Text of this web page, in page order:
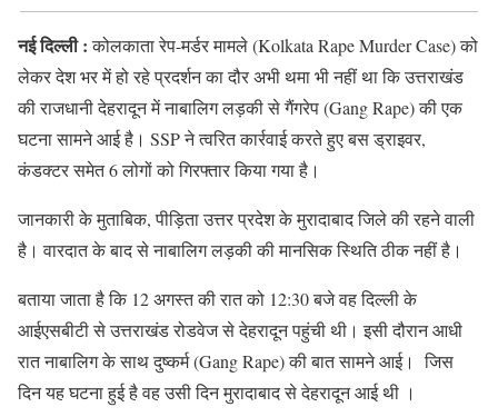
नई दिल्ली :कोलकाता रेप-मर्डर मामले (Kolkata Rape Murder Case) को
लेकर देश भर में हो रहे प्रदर्शन का दौर अभी थमा भी नहीं था कि उत्तराखंड
की राजधानी देहरादून में नाबालिग लड़की से गैंगरेप (Gang Rape) की एक
घटना सामने आई है। SSP ने त्वरित कार्रवाई करते हुए बस ड्राइवर,
कंडक्टर समेत 6 लोगों को गिरफ्तार किया गया है।
जानकारी के मुताबिक, पीड़िता उत्तर प्रदेश के मुरादाबाद जिले की रहने वाली
है। वारदात के बाद से नाबालिग लड़की की मानसिक स्थिति ठीक नहीं है।
बताया जाता है कि 12 अगस्त की रात को 12:30 बजे वह दिल्ली के
आईएसबीटी से उत्तराखंड रोडवेज से देहरादून पहुंची थी। इसी दौरान आधी
रात नाबालिग के साथ दुष्कर्म (Gang Rape) की बात सामने आई। जिस
दिन यह घटना हुई है वह उसी दिन मुरादाबाद से देहरादून आई थी ।